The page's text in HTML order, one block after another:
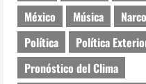
México
Música
Política
Política
Pronóstico del Clima